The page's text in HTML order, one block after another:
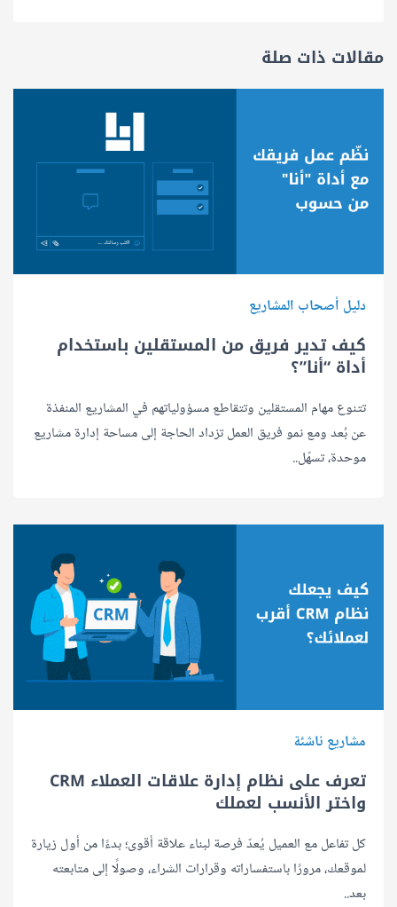
مقالات ذات صلة
دليل أصحاب المشاريع
كيف تدير فريق من المستقلين باستخدام
أداة “أنا”؟
تتنوع مهام المستقلين وتتقاطع مسؤولياتهم في المشاريع المنفذة
عن بُعد ومع نمو فريق العمل تزداد الحاجة إلى مساحة إدارة مشاريع
موحدة، تسهّل..
مشاريع ناشئة
تعرف على نظام إدارة علاقات العملاء CRM
واختر الأنسب لعملك
كل تفاعل مع العميل يُعدّ فرصة لبناء علاقة أقوى؛ بدءًا من أول زيارة
لموقعك، مرورًا باستفساراته وقرارات الشراء، وصولًا إلى متابعته
بعد..